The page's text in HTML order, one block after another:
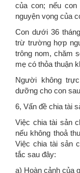
của con; nếu
nguyện vọng của
Con dưới 36
trừ trường hợp
trông nom, chăm
mẹ có thỏa thuận
Người không
dưỡng cho con
6, Vấn đề chia tài
Việc chia tài sản
nếu không thoả
Việc chia tài sản
tắc sau đây:
a) Hoàn cảnh của